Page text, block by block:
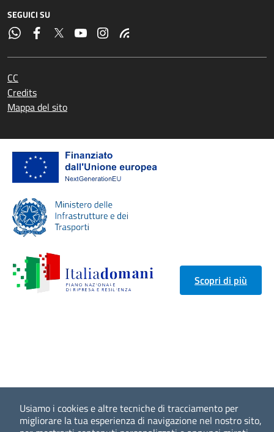
Usiamo i cookies e altre tecniche di tracciamento per
migliorare la tua esperienza di navigazione nel nostro sito,
SEGUICI SU
CC
Credits
Mappa del sito
Scopri di più